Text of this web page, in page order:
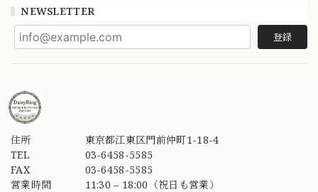
NEWSLETTER
登録
住所
東京都江東区門前仲町1-18-4
TEL
03-6458-5585
FAX
03-6458-5585
営業時間
11:30 – 18:00（祝日も営業）